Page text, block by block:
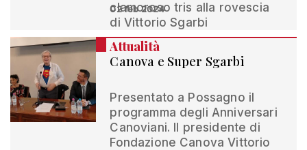
clamoroso tris alla rovescia
di Vittorio Sgarbi
02 feb 2024
Attualità
Canova e Super Sgarbi
Presentato a Possagno il
programma degli Anniversari
Canoviani. Il presidente di
Fondazione Canova Vittorio